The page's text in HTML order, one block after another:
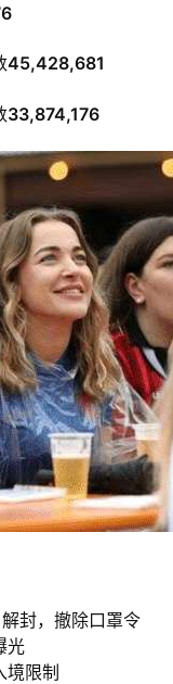
45,428,681
33,874,176
解封，撤除口罩令
光
境限制